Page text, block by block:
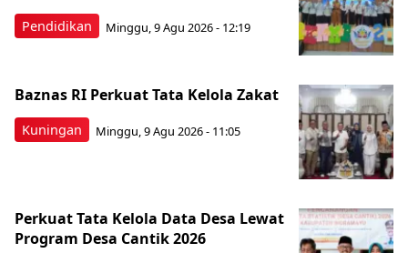
Pendidikan Minggu, 9 Agu 2026 - 12:19
Kuningan
Baznas RI Perkuat Tata Kelola Zakat
Minggu, 9 Agu 2026 - 11:05
Perkuat Tata Kelola Data Desa Lewat
Program Desa Cantik 2026